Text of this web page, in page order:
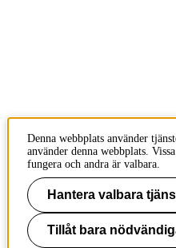
Denna webbplats använder
använder denna webbplats.
fungera och andra är valbara.
Hantera valbara
Tillåt bara